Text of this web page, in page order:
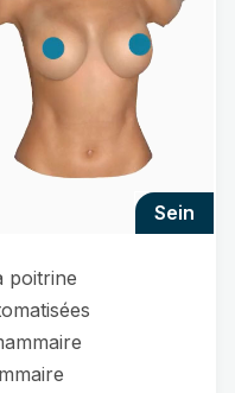
sein
poitrine